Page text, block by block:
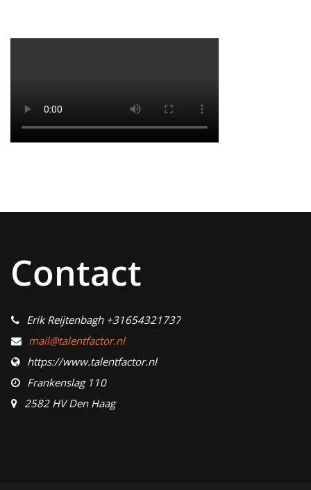
Contact
Erik Reijtenbagh +31654321737
mail@talentfactor.nl
https://www.talentfactor.nl
Frankenslag 110
2582 HV Den Haag